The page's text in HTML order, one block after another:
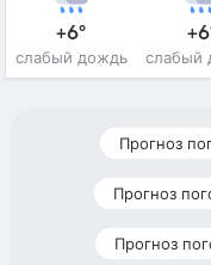
+6°
слабый дождь слабый
Прогноз
Прогноз
Прогноз